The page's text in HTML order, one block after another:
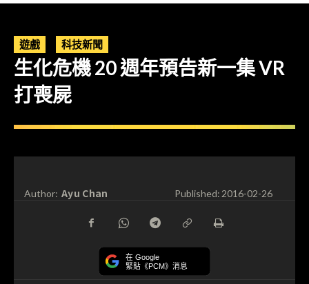
遊戲 科技新聞
生化危機 20 週年預告新一集 VR
打喪屍
Author: Ayu Chan Published:2016-02-26
在 Google
緊貼《PCM》消息